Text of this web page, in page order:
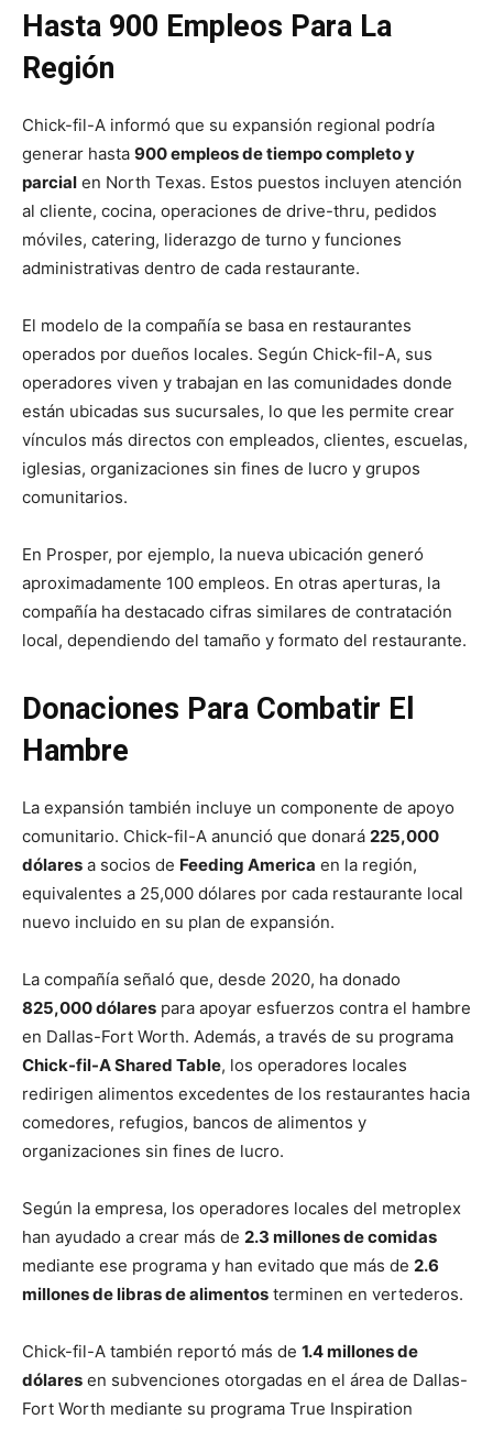
Hasta 900 Empleos Para La
Región
Chick-fil-A informó que su expansión regional podría
generar hasta 900 empleos de tiempo completo y
parcial en North Texas. Estos puestos incluyen atención
al cliente, cocina, operaciones de drive-thru, pedidos
móviles, catering, liderazgo de turno y funciones
administrativas dentro de cada restaurante.
El modelo de la compañía se basa en restaurantes
operados por dueños locales. Según Chick-fil-A, sus
operadores viven y trabajan en las comunidades donde
están ubicadas sus sucursales, lo que les permite crear
vínculos más directos con empleados, clientes, escuelas,
iglesias, organizaciones sin fines de lucro y grupos
comunitarios.
En Prosper, por ejemplo, la nueva ubicación generó
aproximadamente 100 empleos. En otras aperturas, la
compañía ha destacado cifras similares de contratación
local, dependiendo del tamaño y formato del restaurante.
Donaciones Para Combatir El
Hambre
La expansión también incluye un componente de apoyo
comunitario. Chick-fil-A anunció que donará 225,000
dólares a socios de Feeding America en la región,
equivalentes a 25,000 dólares por cada restaurante local
nuevo incluido en su plan de expansión.
La compañía señaló que, desde 2020, ha donado
825,000 dólares para apoyar esfuerzos contra el hambre
en Dallas-Fort Worth. Además, a través de su programa
Chick-fil-A Shared Table, los operadores locales
redirigen alimentos excedentes de los restaurantes hacia
comedores, refugios, bancos de alimentos y
organizaciones sin fines de lucro.
Según la empresa, los operadores locales del metroplex
han ayudado a crear más de 2.3 millones de comidas
mediante ese programa y han evitado que más de 2.6
millones de libras de alimentos terminen en vertederos.
Chick-fil-A también reportó más de 1.4 millones de
dólares en subvenciones otorgadas en el área de Dallas-
Fort Worth mediante su programa True Inspiration